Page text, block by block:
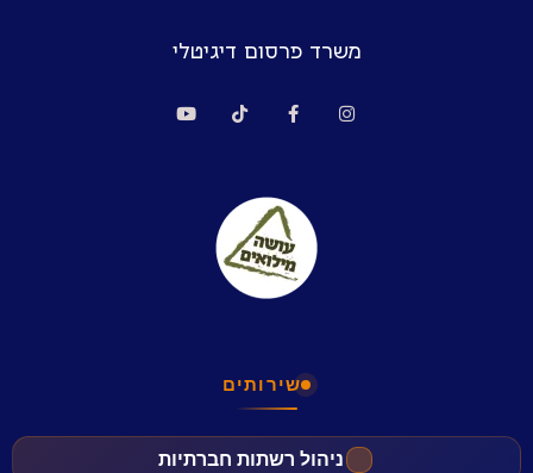
משרד פרסום דיגיטלי
שירותים
ניהול רשתות חברתיות